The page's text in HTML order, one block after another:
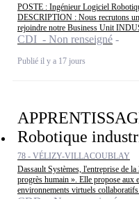
POSTE : Ingénieur Logiciel
DESCRIPTION : Nous recrutons
rejoindre notre Business Unit
CDI - Non renseigné
Publié il y a 17 jours
Robotique
78 - VÉLIZY-VILLACOUBLAY
Dassault Systèmes, l'entreprise de
progrès humain ». Elle propose aux
environnements virtuels